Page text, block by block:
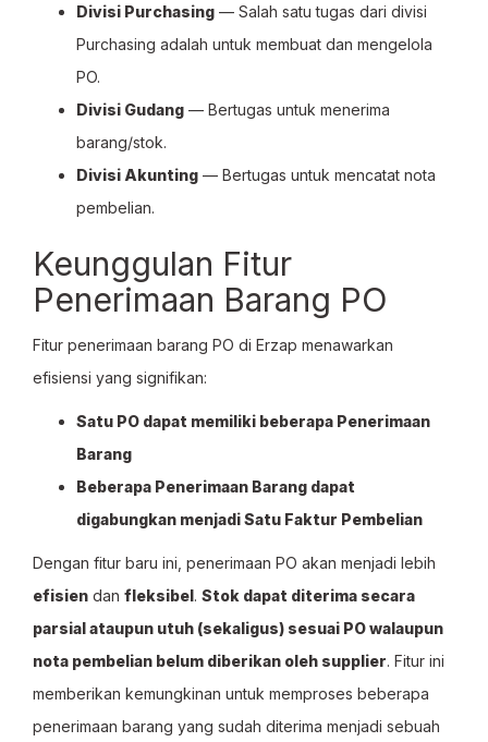
Divisi Purchasing — Salah satu tugas dari divisi
Purchasing adalah untuk membuat dan mengelola
PO.
Divisi Gudang — Bertugas untuk menerima
barang/stok.
Divisi Akunting — Bertugas untuk mencatat nota
pembelian.
Keunggulan Fitur
Penerimaan Barang PO
Fitur penerimaan barang PO di Erzap menawarkan
efisiensi yang signifikan:
Satu PO dapat memiliki beberapa Penerimaan
Barang
Beberapa Penerimaan Barang dapat
digabungkan menjadi Satu Faktur Pembelian
Dengan fitur baru ini, penerimaan PO akan menjadi lebih
efisien dan fleksibel. Stok dapat diterima secara
parsial ataupun utuh (sekaligus) sesuai PO walaupun
nota pembelian belum diberikan oleh supplier. Fitur ini
memberikan kemungkinan untuk memproses beberapa
penerimaan barang yang sudah diterima menjadi sebuah